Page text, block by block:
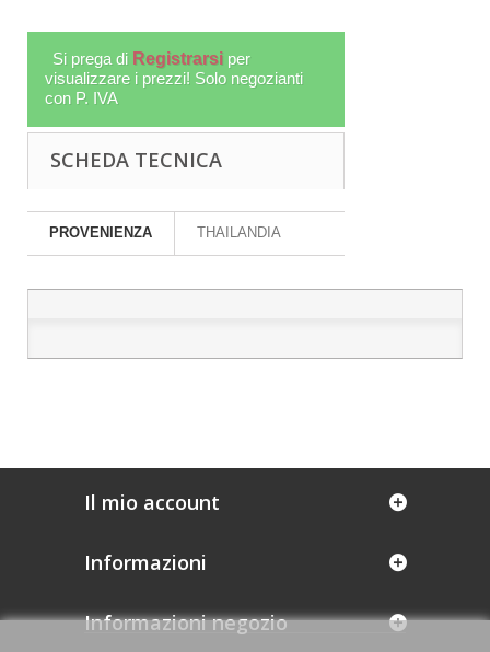
Si prega di Registrarsi per
visualizzare i prezzi! Solo negozianti
con P. IVA
SCHEDA TECNICA
PROVENIENZA THAILANDIA
Il mio account
Informazioni
Informazioni negozio